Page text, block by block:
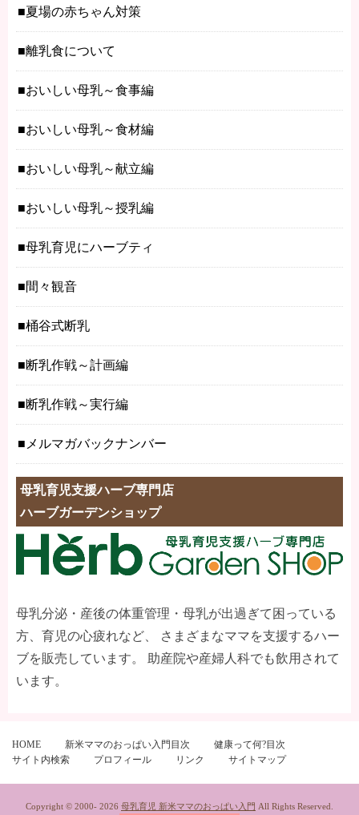
夏場の赤ちゃん対策
離乳食について
おいしい母乳～食事編
おいしい母乳～食材編
おいしい母乳～献立編
おいしい母乳～授乳編
母乳育児にハーブティ
間々観音
桶谷式断乳
断乳作戦～計画編
断乳作戦～実行編
メルマガバックナンバー
母乳育児支援ハーブ専門店
ハーブガーデンショップ
母乳分泌・産後の体重管理・母乳が出過ぎて困っている
方、育児の心疲れなど、 さまざまなママを支援するハー
ブを販売しています。 助産院や産婦人科でも飲用されて
います。
HOME 新米ママのおっぱい入門目次
健康って何?目次
サイト内検索
プロフィール リンク サイトマップ
Copyright © 2000- 2026 母乳育児 新米ママのおっぱい入門 All Rights Reserved.